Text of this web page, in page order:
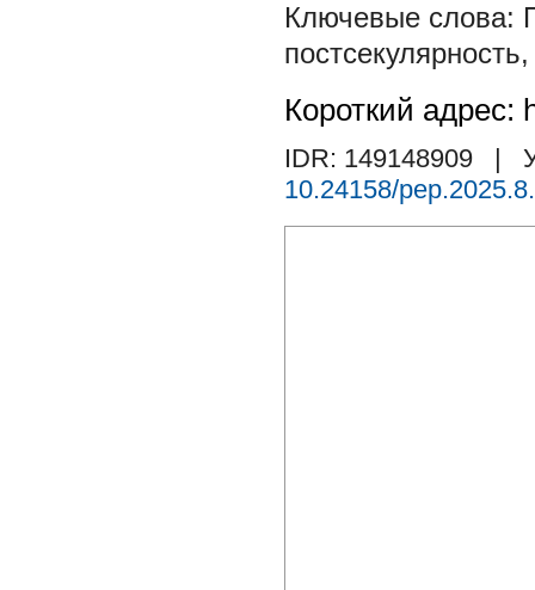
постсекулярность
Короткий адрес:
IDR: 149148909
|
10.24158/